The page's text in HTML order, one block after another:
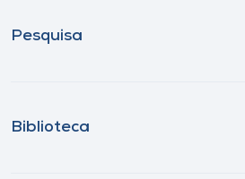
Pesquisa
Biblioteca